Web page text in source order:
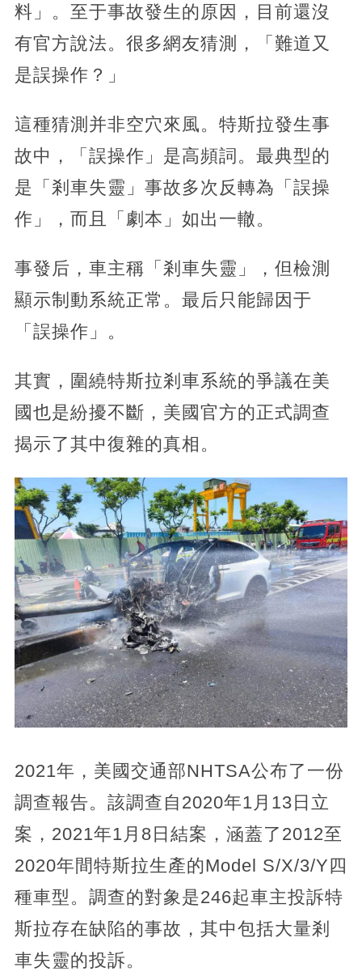
料」。至于事故發生的原因，目前還沒
有官方說法。很多網友猜測，「難道又
是誤操作？」
這種猜測并非空穴來風。特斯拉發生事
故中，「誤操作」是高頻詞。最典型的
是「剎車失靈」事故多次反轉為「誤操
作」，而且「劇本」如出一轍。
事發后，車主稱「剎車失靈」，但檢測
顯示制動系統正常。最后只能歸因于
「誤操作」。
其實，圍繞特斯拉剎車系統的爭議在美
國也是紛擾不斷，美國官方的正式調查
揭示了其中復雜的真相。
2021年，美國交通部NHTSA公布了一份
調查報告。該調查自2020年1月13日立
案，2021年1月8日結案，涵蓋了2012至
2020年間特斯拉生產的Model S/X/3/Y四
種車型。調查的對象是246起車主投訴特
斯拉存在缺陷的事故，其中包括大量剎
車失靈的投訴。